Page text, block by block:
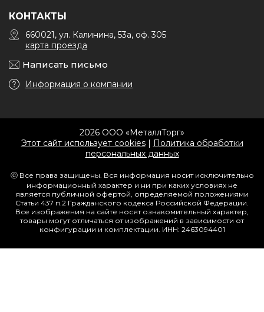
КОНТАКТЫ
660021, ул. Калинина, 53а, оф. 305
карта проезда
Написать письмо
Информация о компании
2026 ООО «МеталлТорг»
Этот сайт использует cookies| Политика обработки
персональных данных
ⓒ Все права защищены. Вся информация носит исключительно
информационный характер и ни при каких условиях не
является публичной офертой, определяемой положениями
Статьи 437 п.2 Гражданского кодекса Российской Федерации.
Все изображения на сайте носят ознакомительный характер,
товары могут отличаться от изображений в зависимости от
конфигурации и комплектации. ИНН: 2463094401